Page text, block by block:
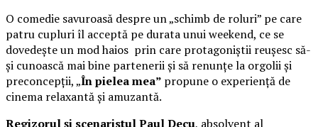
O comedie savuroasă despre un „schimb de roluri” pe care
patru cupluri îl acceptă pe durata unui weekend, ce se
dovedește un mod haios prin care protagoniștii reușesc să-
și cunoască mai bine partenerii și să renunțe la orgolii și
preconcepții, „În pielea mea” propune o experiență de
cinema relaxantă și amuzantă.
Regizorul și scenaristul Paul Decu, absolvent al